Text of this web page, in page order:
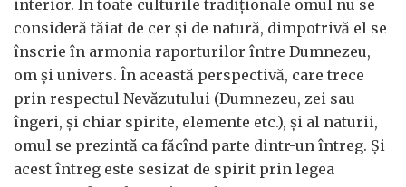
interior. În toate culturile tradiţionale omul nu se
consideră tăiat de cer şi de natură, dimpotrivă el se
înscrie în armonia raporturilor între Dumnezeu,
om şi univers. În această perspectivă, care trece
prin respectul Nevăzutului (Dumnezeu, zei sau
îngeri, şi chiar spirite, elemente etc.), şi al naturii,
omul se prezintă ca făcînd parte dintr-un întreg. Şi
acest întreg este sesizat de spirit prin legea